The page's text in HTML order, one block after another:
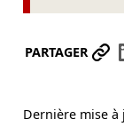
PARTAGER
Dernière mise à